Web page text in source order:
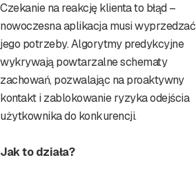
Czekanie na reakcję klienta to błąd –
nowoczesna aplikacja musi wyprzedzać
jego potrzeby. Algorytmy predykcyjne
wykrywają powtarzalne schematy
zachowań, pozwalając na proaktywny
kontakt i zablokowanie ryzyka odejścia
użytkownika do konkurencji.
Jak to działa?